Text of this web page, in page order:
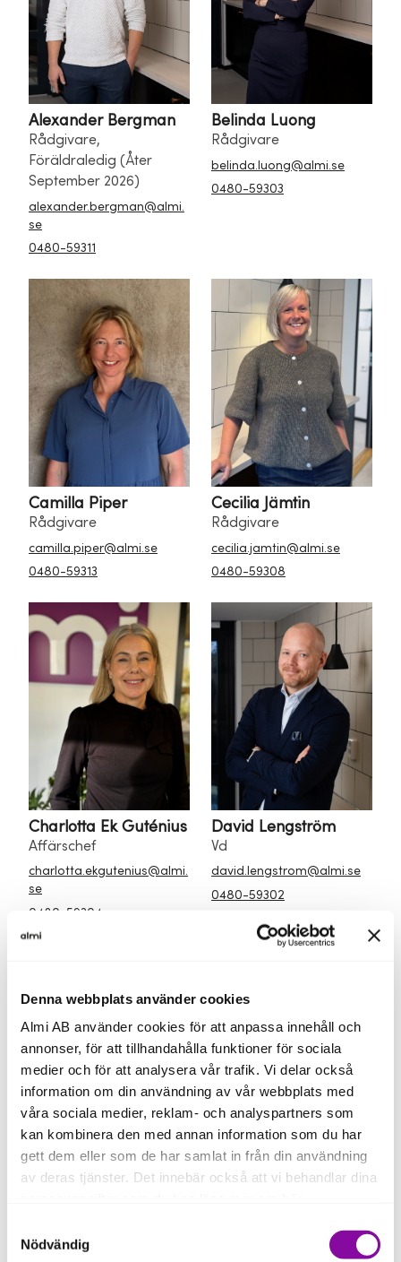
Denna webbplats använder cookies
Almi AB använder cookies för att anpassa innehåll och
annonser, för att tillhandahålla funktioner för sociala
medier och för att analysera vår trafik. Vi delar också
information om din användning av vår webbplats med
våra sociala medier, reklam- och analyspartners som
kan kombinera den med annan information som du har
gett dem eller som de har samlat in från din användning
av deras tjänster. Det innebär också att vi behandlar dina
Om du klickar på avvisa kommer användning av kakor
Nödvändig
Alexander Bergman
Rådgivare,
Föräldraledig (Åter
September 2026)
alexander.bergman@almi.
se
0480-59311
Belinda Luong
Rådgivare
belinda.luong@almi.se
0480-59303
Camilla Piper
Rådgivare
camilla.piper@almi.se
0480-59313
Cecilia Jämtin
Rådgivare
cecilia.jamtin@almi.se
0480-59308
Charlotta Ek Guténius
Affärschef
charlotta.ekgutenius@almi.
se
0480-59304
David Lengström
Vd
david.lengstrom@almi.se
0480-59302
Erik Elmerkind
Rådgivare
0480-59301
Hanna Hägg
Rådgivare